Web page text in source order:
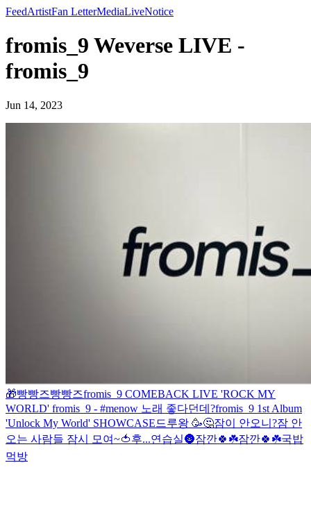
FeedArtistFan LetterMediaLiveNotice
fromis_9 Weverse LIVE -
fromis_9
Jun 14, 2023
🎁빵빵즈빵빵즈fromis_9 COMEBACK LIVE 'ROCK MY
WORLD' fromis_9 - #menow 노래 좋다던데?fromis_9 1st Album
'Unlock My World' SHOWCASE드루왕 🥳🤔잠이 안오니?잠 안
오는 사람들 잠시 모여~🍅후...연습실🌚잠깐🍀☘️잠깐🍀☘️국밥
먹방